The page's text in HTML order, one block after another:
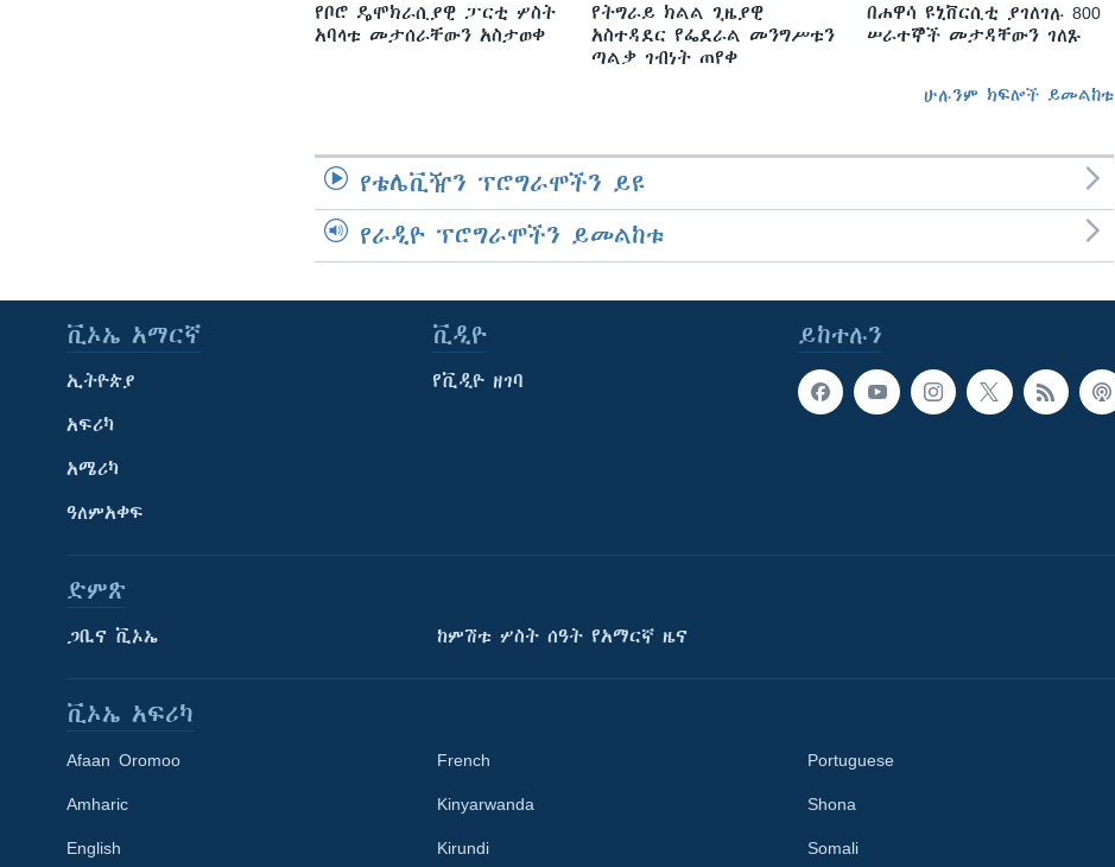
Learning English
የቦሮ ዴሞክራሲያዊ ፓርቲ ሦስት
አባላቱ መታሰራቸውን አስታወቀ
የትግራይ ክልል ጊዜያዊ
አስተዳደር የፌደራል መንግሥቱን
ጣልቃ ገብነት ጠየቀ
በሐዋሳ ዩኒቨርሲቲ ያገለገሉ 800
ሠራተኞች መታዳቸውን ገለጹ
ሁሉንም ክፍሎች ይመልከቱ
የቴሌቪዥን ፕሮግራሞችን ይዩ
የራዲዮ ፕሮግራሞችን ይመልከቱ
ይከተሉን
ቪኦኤ አማርኛ
ኢትዮጵያ
አፍሪካ
አሜሪካ
ዓለምአቀፍ
ቪዲዮ
የቪዲዮ ዘገባ
ድምጽ
ጋቢና ቪኦኤ ከምሽቱ ሦስት ሰዓት የአማርኛ ዜና
ቪኦኤ አፍሪካ
Afaan Oromoo
Amharic
English
French
Kinyarwanda
Kirundi
Portuguese
Shona
Somali